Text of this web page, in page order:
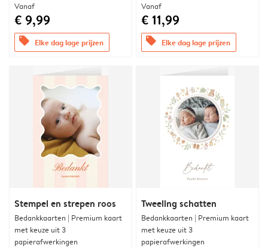
Vanaf
€ 9,99
offers Elke dag lage prijzen
Vanaf
€ 11,99
offers Elke dag lage prijzen
Stempel en strepen roos
Bedankkaarten | Premium kaart
met keuze uit 3
papierafwerkingen
Tweeling schatten
Bedankkaarten | Premium kaart
met keuze uit 3
papierafwerkingen